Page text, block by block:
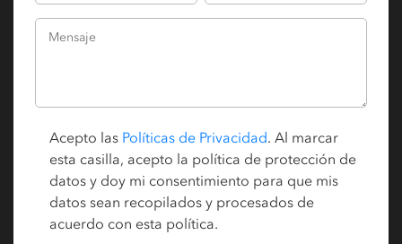
Acepto las Políticas de Privacidad. Al marcar
esta casilla, acepto la política de protección de
datos y doy mi consentimiento para que mis
datos sean recopilados y procesados de
acuerdo con esta política.